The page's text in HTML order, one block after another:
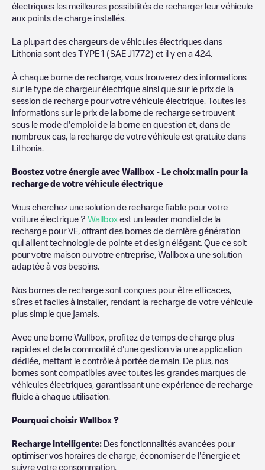
électriques les meilleures possibilités de recharger leur véhicule
aux points de charge installés.
La plupart des chargeurs de véhicules électriques dans
Lithonia sont des TYPE 1 (SAE J1772) et il y en a 424
À chaque borne de recharge, vous trouverez des informations
sur le type de chargeur électrique ainsi que sur le prix de la
session de recharge pour votre véhicule électrique. Toutes les
informations sur le prix de la borne de recharge se trouvent
sous le mode d'emploi de la borne en question et, dans de
nombreux cas, la recharge de votre véhicule est gratuite dans
Lithonia
Boostez votre énergie avec Wallbox - Le choix malin pour la
recharge de votre véhicule électrique
Vous cherchez une solution de recharge fiable pour votre
voiture électrique ? Wallbox est un leader mondial de la
recharge pour VE, offrant des bornes de dernière génération
qui allient technologie de pointe et design élégant. Que ce soit
pour votre maison ou votre entreprise, Wallbox a une solution
adaptée à vos besoins.
Nos bornes de recharge sont conçues pour être efficaces,
sûres et faciles à installer, rendant la recharge de votre véhicule
plus simple que jamais.
Avec une borne Wallbox, profitez de temps de charge plus
rapides et de la commodité d'une gestion via une application
dédiée, mettant le contrôle à portée de main. De plus, nos
bornes sont compatibles avec toutes les grandes marques de
véhicules électriques, garantissant une expérience de recharge
fluide à chaque utilisation.
Pourquoi choisir Wallbox ?
Recharge Intelligente: Des fonctionnalités avancées pour
optimiser vos horaires de charge, économiser de l'énergie et
suivre votre consommation.